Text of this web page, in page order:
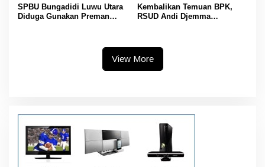
SPBU Bungadidi Luwu Utara
Diduga Gunakan Preman
Kembalikan Temuan BPK,
RSUD Andi Djemma
View More